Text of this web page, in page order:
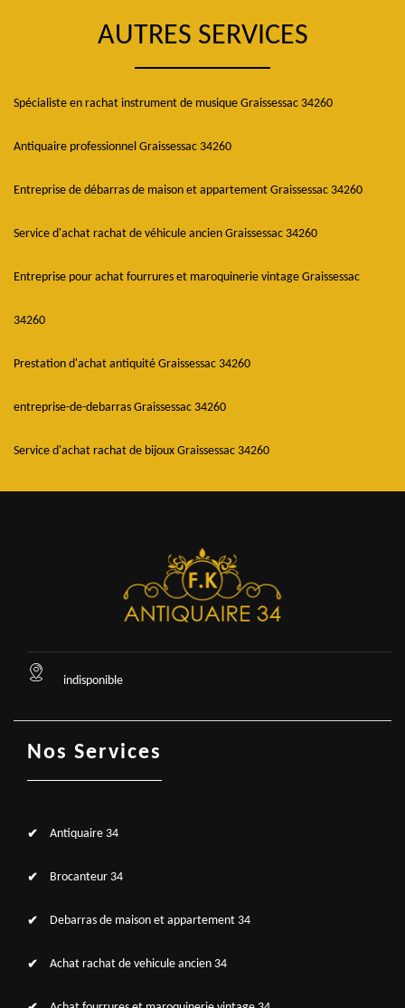
AUTRES SERVICES
Spécialiste en rachat instrument de musique Graissessac 34260
Antiquaire professionnel Graissessac 34260
Entreprise de débarras de maison et appartement Graissessac 34260
Service d'achat rachat de véhicule ancien Graissessac 34260
Entreprise pour achat fourrures et maroquinerie vintage Graissessac
34260
Prestation d'achat antiquité Graissessac 34260
entreprise-de-debarras Graissessac 34260
Service d'achat rachat de bijoux Graissessac 34260
indisponible
Nos Services
Antiquaire 34
Brocanteur 34
Debarras de maison et appartement 34
Achat rachat de vehicule ancien 34